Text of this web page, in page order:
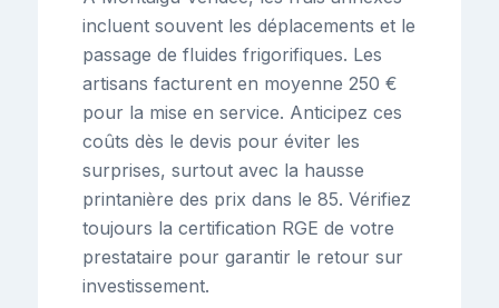
incluent souvent les déplacements et le
passage de fluides frigorifiques. Les
artisans facturent en moyenne 250 €
pour la mise en service. Anticipez ces
coûts dès le devis pour éviter les
surprises, surtout avec la hausse
printanière des prix dans le 85. Vérifiez
toujours la certification RGE de votre
prestataire pour garantir le retour sur
investissement.